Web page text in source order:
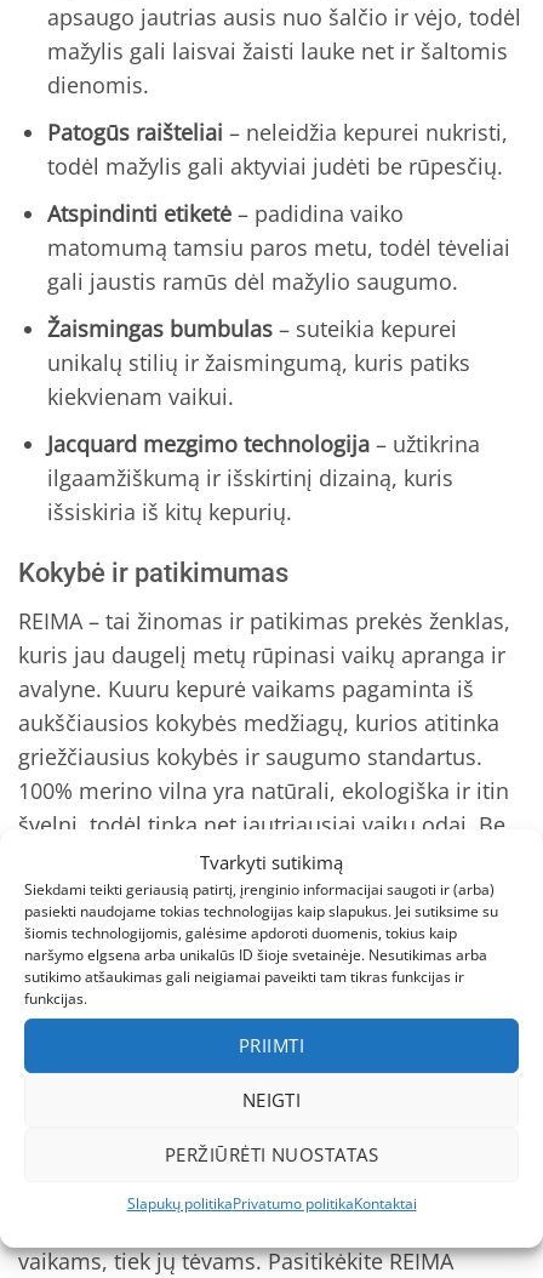
Tvarkyti sutikimą
Siekdami teikti geriausią patirtį, įrenginio informacijai saugoti ir (arba)
pasiekti naudojame tokias technologijas kaip slapukus. Jei sutiksime su
šiomis technologijomis, galėsime apdoroti duomenis, tokius kaip
naršymo elgsena arba unikalūs ID šioje svetainėje. Nesutikimas arba
sutikimo atšaukimas gali neigiamai paveikti tam tikras funkcijas ir
funkcijas.
PRIIMTI
NEIGTI
PERŽIŪRĖTI NUOSTATAS
Slapukų politikaPrivatumo politikaKontaktai
apsaugo jautrias ausis nuo šalčio ir vėjo, todėl
mažylis gali laisvai žaisti lauke net ir šaltomis
dienomis.
Patogūs raišteliai – neleidžia kepurei nukristi,
todėl mažylis gali aktyviai judėti be rūpesčių.
Atspindinti etiketė– padidina vaiko
matomumą tamsiu paros metu, todėl tėveliai
gali jaustis ramūs dėl mažylio saugumo.
Žaismingas bumbulas– suteikia kepurei
unikalų stilių ir žaismingumą, kuris patiks
kiekvienam vaikui.
Jacquard mezgimo technologija– užtikrina
ilgaamžiškumą ir išskirtinį dizainą, kuris
išsiskiria iš kitų kepurių.
Kokybė ir patikimumas
REIMA – tai žinomas ir patikimas prekės ženklas,
kuris jau daugelį metų rūpinasi vaikų apranga ir
avalyne. Kuuru kepurė vaikams pagaminta iš
aukščiausios kokybės medžiagų, kurios atitinka
griežčiausius kokybės ir saugumo standartus.
100% merino vilna yra natūrali, ekologiška ir itin
švelni, todėl tinka net jautriausiai vaikų odai. Be
to, kepurės vidus išklotas organinės medvilnės
džersio audiniu su elastanu, kuris ne tik suteikia
papildomą komfortą, bet ir užtikrina
ilgaamžiškumą. Vėjo nepraleidžiančios ausų
apsaugos ir atspindinti etiketė – papildomi
patikimumo elementai, kurie garantuoja, kad
jūsų vaikas bus apsaugotas ir matomas bet
kokiomis oro sąlygomis.
REIMA Kuuru kepurė – tai ne tik funkcionalumas,
bet ir stilius. Jacquard mezgimo technologija
vaikams, tiek jų tėvams. Pasitikėkite REIMA